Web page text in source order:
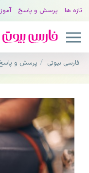
تازه ها پرسش و پاسخ
فارسی بیوتی پرسش و